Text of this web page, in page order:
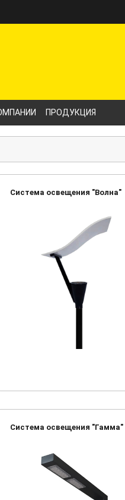
ПРОДУКЦИЯ
Система освещения "Волна"
Система освещения "Гамма"